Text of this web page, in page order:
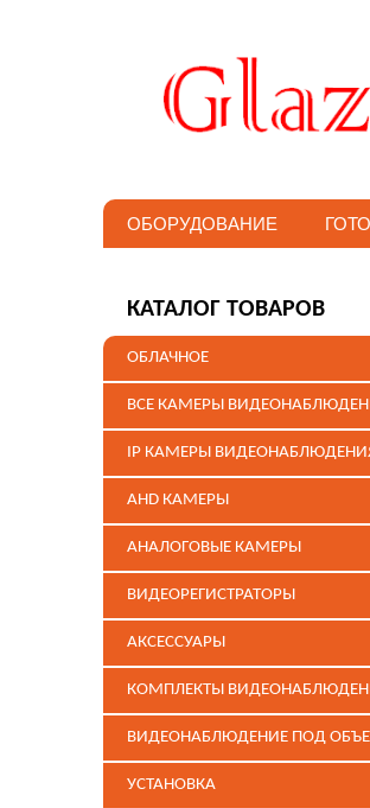
ОБОРУДОВАНИЕ
КАТАЛОГ ТОВАРОВ
ОБЛАЧНОЕ
ВСЕ КАМЕРЫ
IP КАМЕРЫ
AHD КАМЕРЫ
АНАЛОГОВЫЕ КАМЕРЫ
ВИДЕОРЕГИСТРАТОРЫ
АКСЕССУАРЫ
КОМПЛЕКТЫ
ВИДЕОНАБЛЮДЕНИЕ ПОД
УСТАНОВКА